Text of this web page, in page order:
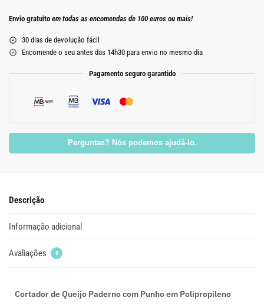
Envio gratuito em todas as encomendas de 100 euros ou mais!
30 dias de devolução fácil
Encomende o seu antes das 14h30 para envio no mesmo dia
Pagamento seguro garantido
Perguntas? Nós podemos ajudá-lo.
Descrição
Informação adicional
Avaliações 0
Cortador de Queijo Paderno com Punho em Polipropileno